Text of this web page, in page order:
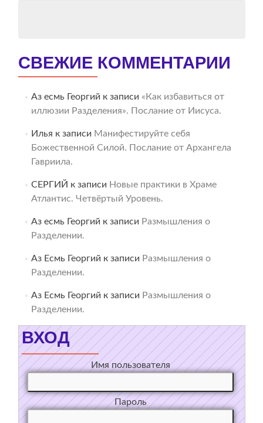
СВЕЖИЕ КОММЕНТАРИИ
Аз есмь Георгий к записи «Как избавиться от
иллюзии Разделения». Послание от Иисуса.
Илья к записи Манифестируйте себя
Божественной Силой. Послание от Архангела
Гавриила.
СЕРГИЙ к записи Новые практики в Храме
Атлантис. Четвёртый Уровень.
Аз есмь Георгий к записи Размышления о
Разделении.
Аз Есмь Георгий к записи Размышления о
Разделении.
Аз Есмь Георгий к записи Размышления о
Разделении.
ВХОД
Имя пользователя
Пароль